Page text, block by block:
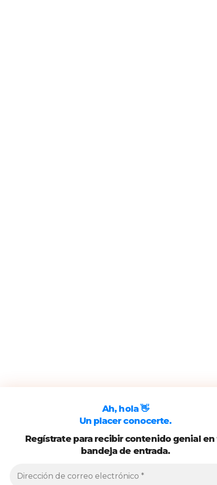
Ah, hola 👋
Un placer conocerte.
Regístrate para recibir contenido genial en
bandeja de entrada.